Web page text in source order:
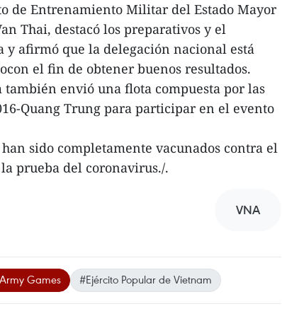
de Entrenamiento Militar del Estado Mayor
Thai, destacó los preparativos y el
y afirmó que la delegación nacional está
el fin de obtener buenos resultados.
envió una flota compuesta por las
Quang Trung para participar en el evento
sido completamente vacunados contra el
prueba del coronavirus./.
VNA
Games #Ejército Popular de Vietnam